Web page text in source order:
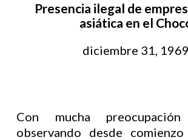
Presencia ilegal de
asiática en el
diciembre 31, 1969
Con mucha
observando desde